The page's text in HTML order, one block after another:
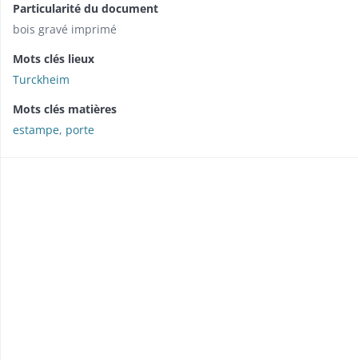
Particularité du document
bois gravé imprimé
Mots clés lieux
Turckheim
Mots clés matières
estampe, porte